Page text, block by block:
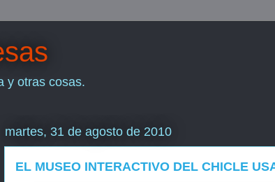
y otras cosas.
martes, 31 de agosto de 2010
EL MUSEO INTERACTIVO DEL CHICLE